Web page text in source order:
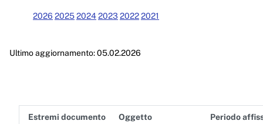
Attività e procedimenti
Provvedimenti organi indirizzo politico
2026 202520242023 20222021
Ultimo aggiornamento: 05.02.2026
Estremi documento Oggetto Periodo